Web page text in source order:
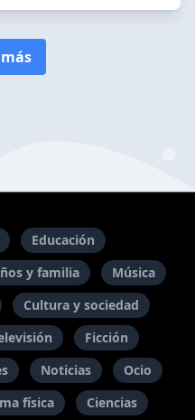
Educación
y familia
Música
Cultura y sociedad
Ficción
Noticias
Ocio
física Ciencias